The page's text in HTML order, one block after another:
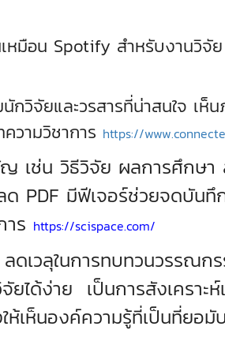
หมือน Spotify สำหรับงานวิจั
วิจัยและวรสารที่น่าสนใจ เห็
วามวิชาการ https://
เช่น วิธีวิจัย ผลการศึกษา
PDF มีฟีเจอร์ช่วยจดบันทึ
าร https://scispace.com/
ดเวลุในการทบทวนวรรณก
ได้ง่าย เป็นการสังเคราะห์
เห็นองค์ความรู้ที่เป็นที่ยอมั